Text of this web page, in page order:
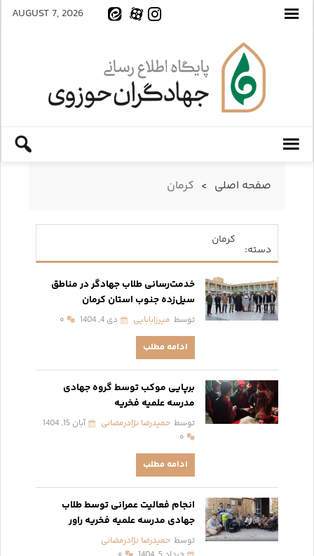
AUGUST 7, 2026
صفحه اصلی > کرمان
دسته:
کرمان
خدمت‌رسانی طلاب جهادگر در مناطق
سیل‌زده جنوب استان کرمان
توسط میرزابابایی دی 4, 1404 ۰
ادامه مطلب
برپایی موکب توسط گروه جهادی
مدرسه علمیه فخریه
توسط حمیدرضا نژادرمضانی
آبان 15, 1404
۰
ادامه مطلب
انجام فعالیت عمرانی توسط طلاب
جهادی مدرسه علمیه فخریه راور
توسط حمیدرضا نژادرمضانی